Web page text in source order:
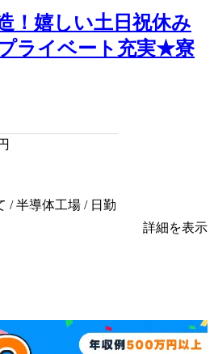
！嬉しい土日祝休み
ライベート充実★寮
/ 半導体工場 / 日勤
詳細を表示